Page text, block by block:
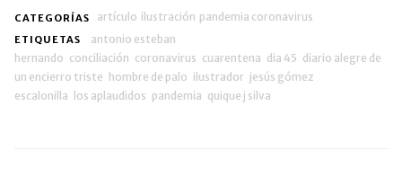
CATEGORÍAS artículo ilustración pandemia coronavirus
ETIQUETAS
antonio esteban
hernando conciliación coronavirus cuarentena dia 45 diario alegre de
un encierro triste hombre de palo ilustrador jesús gómez
escalonilla
los aplaudidos pandemia quique j silva